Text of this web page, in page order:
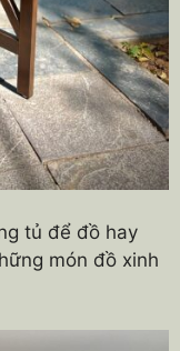
tủ để đồ hay
món đồ xinh